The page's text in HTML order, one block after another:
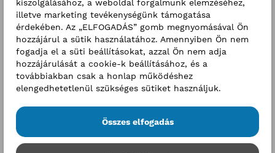
kiszolgálásához, a weboldal forgalmunk elemzéséhez,
illetve marketing tevékenységünk támogatása
érdekében. Az „ELFOGADÁS” gomb megnyomásával Ön
hozzájárul a sütik használatához. Amennyiben Ön nem
fogadja el a süti beállításokat, azzal Ön nem adja
hozzájárulását a cookie-k beállításához, és a
továbbiakban csak a honlap működéshez
elengedhetetlenül szükséges sütiket használjuk.
Összes elfogadás